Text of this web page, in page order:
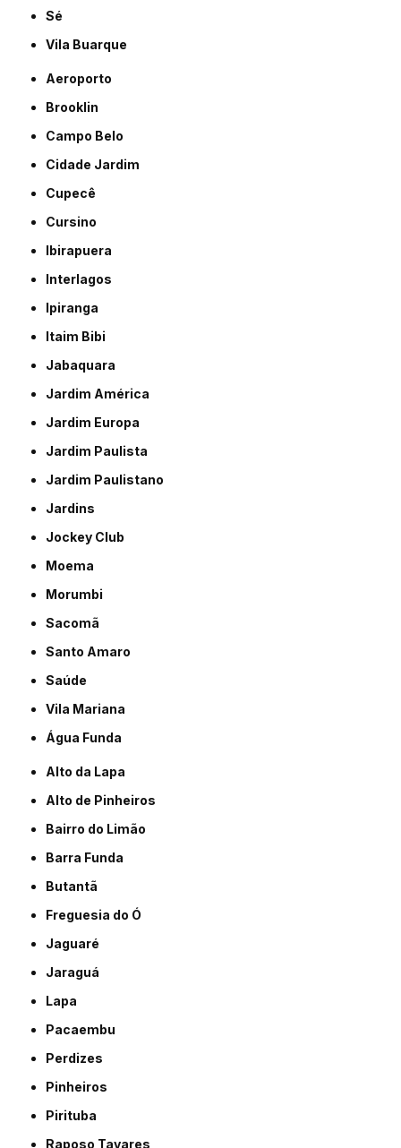
Sé
Vila Buarque
Aeroporto
Brooklin
Campo Belo
Cidade Jardim
Cupecê
Cursino
Ibirapuera
Interlagos
Ipiranga
Itaim Bibi
Jabaquara
Jardim América
Jardim Europa
Jardim Paulista
Jardim Paulistano
Jardins
Jockey Club
Moema
Morumbi
Sacomã
Santo Amaro
Saúde
Vila Mariana
Água Funda
Alto da Lapa
Alto de Pinheiros
Bairro do Limão
Barra Funda
Butantã
Freguesia do Ó
Jaguaré
Jaraguá
Lapa
Pacaembu
Perdizes
Pinheiros
Pirituba
Raposo Tavares